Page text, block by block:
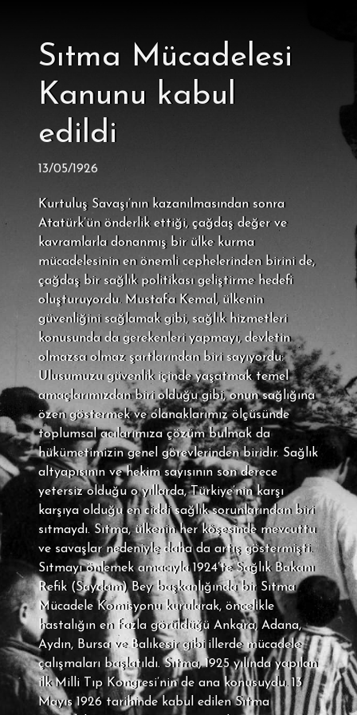
Sıtma Mücadelesi
Kanunu kabul
edildi
13/05/1926
Kurtuluş Savaşı’nın kazanılmasından sonra
Atatürk’ün önderlik ettiği, çağdaş değer ve
kavramlarla donanmış bir ülke kurma
mücadelesinin en önemli cephelerinden birini de,
çağdaş bir sağlık politikası geliştirme hedefi
oluşturuyordu. Mustafa Kemal, ülkenin
güvenliğini sağlamak gibi, sağlık hizmetleri
konusunda da gerekenleri yapmayı, devletin
olmazsa olmaz şartlarından biri sayıyordu:
Ulusumuzu güvenlik içinde yaşatmak temel
amaçlarımızdan biri olduğu gibi, onun sağlığına
özen göstermek ve olanaklarımız ölçüsünde
toplumsal acılarımıza çözüm bulmak da
hükümetimizin genel görevlerinden biridir. Sağlık
altyapısının ve hekim sayısının son derece
yetersiz olduğu o yıllarda, Türkiye’nin karşı
karşıya olduğu en ciddi sağlık sorunlarından biri
sıtmaydı. Sıtma, ülkenin her köşesinde mevcuttu
ve savaşlar nedeniyle daha da artış göstermişti.
Sıtmayı önlemek amacıyla 1924’te Sağlık Bakanı
Refik (Saydam) Bey başkanlığında bir Sıtma
Mücadele Komisyonu kurularak, öncelikle
hastalığın en fazla görüldüğü Ankara, Adana,
Aydın, Bursa ve Balıkesir gibi illerde mücadele
çalışmaları başlatıldı. Sıtma, 1925 yılında yapılan
ilk Milli Tıp Kongresi’nin de ana konusuydu. 13
Mayıs 1926 tarihinde kabul edilen Sıtma